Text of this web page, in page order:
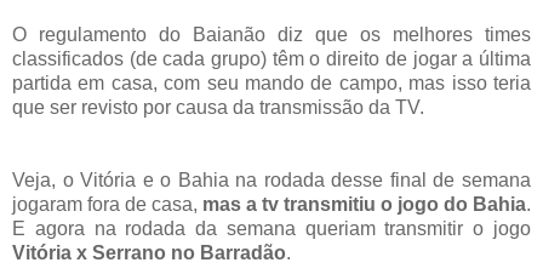
O regulamento do Baianão diz que os melhores times
classificados (de cada grupo) têm o direito de jogar a última
partida em casa, com seu mando de campo, mas isso teria
que ser revisto por causa da transmissão da TV.
Veja, o Vitória e o Bahia na rodada desse final de semana
jogaram fora de casa, mas a tv transmitiu o jogo do Bahia.
E agora na rodada da semana queriam transmitir o jogo
Vitória x Serrano no Barradão.